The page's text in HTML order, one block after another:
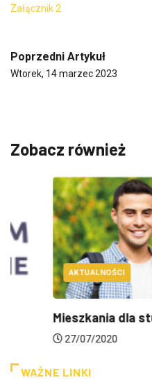
Załącznik 2
Poprzedni Artykuł
Wtorek, 14 marzec 2023
Zobacz również
AKTUALNOŚCI
Mieszkania dla
27/07/2020
WAŻNE LINKI